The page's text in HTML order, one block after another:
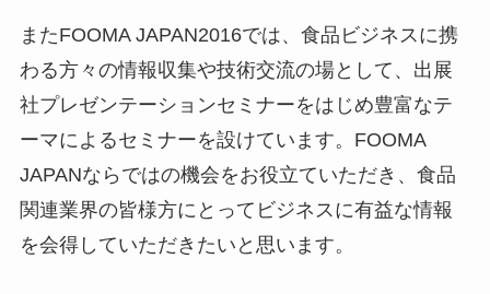
またFOOMA JAPAN2016では、食品ビジネスに携
わる方々の情報収集や技術交流の場として、出展
社プレゼンテーションセミナーをはじめ豊富なテ
ーマによるセミナーを設けています。FOOMA
JAPANならではの機会をお役立ていただき、食品
関連業界の皆様方にとってビジネスに有益な情報
を会得していただきたいと思います。